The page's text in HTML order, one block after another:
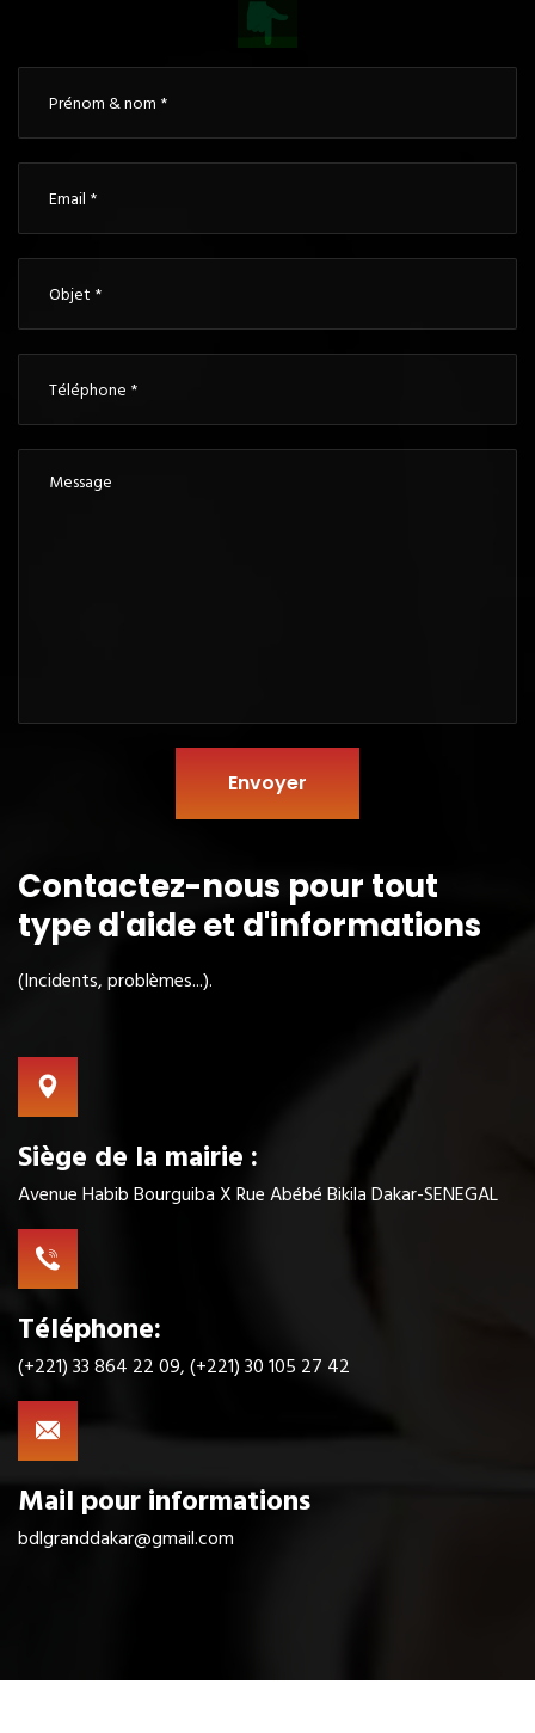
Envoyer
Contactez-nous pour tout
typed'aide et d'informations
(Incidents, problèmes...).
Siège de la mairie :
Avenue Habib Bourguiba X Rue Abébé Bikila Dakar-SENEGAL
Téléphone:
(+221) 33 864 22 09, (+221) 30 105 27 42
Mail pour informations
bdlgranddakar@gmail.com